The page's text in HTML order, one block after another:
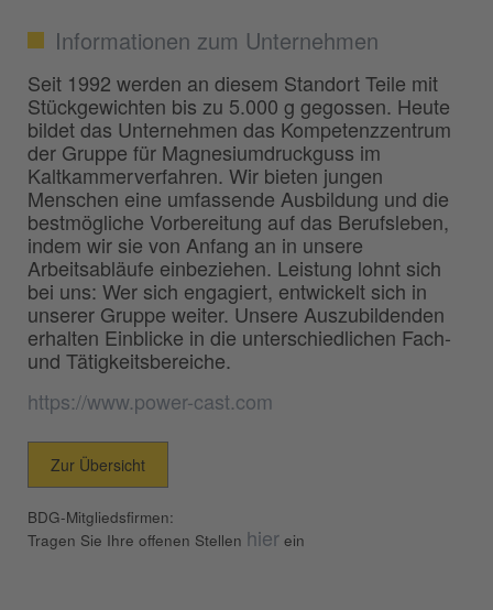
Informationen zum Unternehmen
Seit 1992 werden an diesem Standort Teile mit
Stückgewichten bis zu 5.000 g gegossen. Heute
bildet das Unternehmen das Kompetenzzentrum
der Gruppe für Magnesiumdruckguss im
Kaltkammerverfahren. Wir bieten jungen
Menschen eine umfassende Ausbildung und die
bestmögliche Vorbereitung auf das Berufsleben,
indem wir sie von Anfang an in unsere
Arbeitsabläufe einbeziehen. Leistung lohnt sich
bei uns: Wer sich engagiert, entwickelt sich in
unserer Gruppe weiter. Unsere Auszubildenden
erhalten Einblicke in die unterschiedlichen Fach-
und Tätigkeitsbereiche.
https://www.power-cast.com
Zur Übersicht
BDG-Mitgliedsfirmen:
Tragen Sie Ihre offenen Stellen hier ein